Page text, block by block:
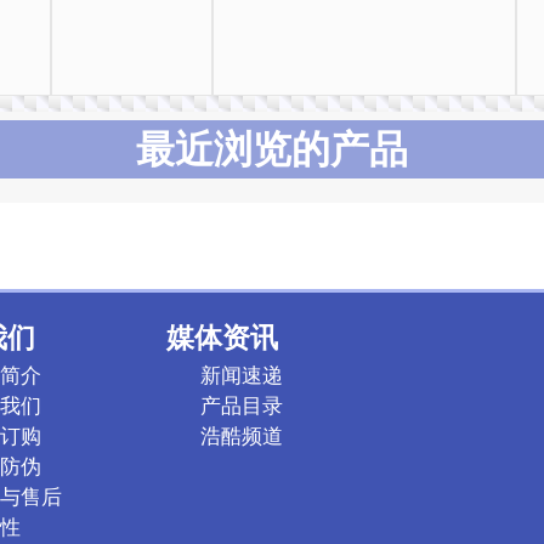
最近浏览的产品
介
们
购
伪
售后
媒体资讯
新闻速递
产品目录
浩酷频道